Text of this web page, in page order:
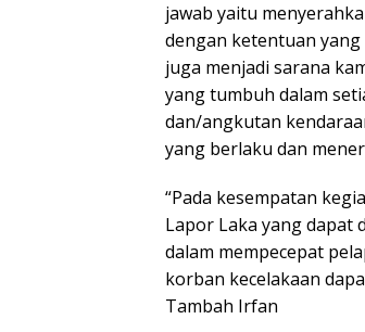
jawab yaitu
dengan ketentuan
juga menjadi sarana
yang tumbuh dalam
dan/angkutan
yang berlaku dan
“Pada kesempatan
Lapor Laka yang dapat
dalam mempecepat
korban kecelakaan
Tambah Irfan